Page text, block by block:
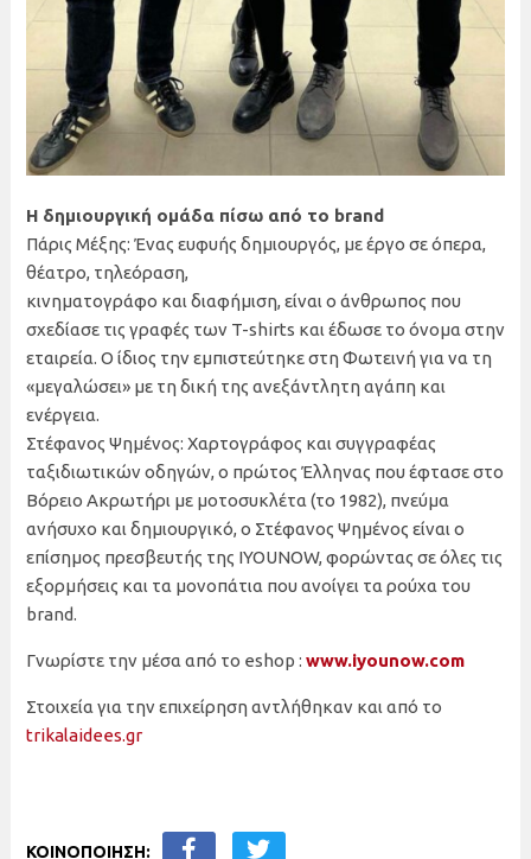
Η δημιουργική ομάδα πίσω από το brand
Πάρις Μέξης: Ένας ευφυής δημιουργός, με έργο σε όπερα,
θέατρο, τηλεόραση,
κινηματογράφο και διαφήμιση, είναι ο άνθρωπος που
σχεδίασε τις γραφές των T-shirts και έδωσε το όνομα στην
εταιρεία. Ο ίδιος την εμπιστεύτηκε στη Φωτεινή για να τη
«μεγαλώσει» με τη δική της ανεξάντλητη αγάπη και
ενέργεια.
Στέφανος Ψημένος: Χαρτογράφος και συγγραφέας
ταξιδιωτικών οδηγών, ο πρώτος Έλληνας που έφτασε στο
Βόρειο Ακρωτήρι με μοτοσυκλέτα (το 1982), πνεύμα
ανήσυχο και δημιουργικό, ο Στέφανος Ψημένος είναι ο
επίσημος πρεσβευτής της IYOUNOW, φορώντας σε όλες τις
εξορμήσεις και τα μονοπάτια που ανοίγει τα ρούχα του
brand.
Γνωρίστε την μέσα από το eshop : www.iyounow.com
Στοιχεία για την επιχείρηση αντλήθηκαν και από το
trikalaidees.gr
ΚΟΙΝΟΠΟΙΗΣΗ: